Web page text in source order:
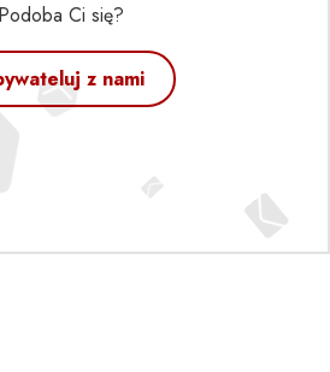
Podoba Ci się?
z nami